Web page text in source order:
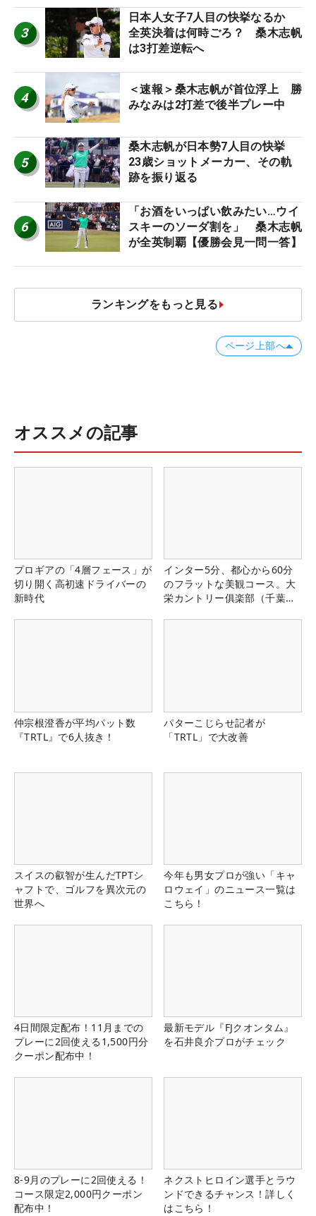
3
日本人女子7人目の快挙なるか
全英決着は何時ごろ？ 桑木志帆
は3打差逆転へ
4
＜速報＞桑木志帆が首位浮上 勝
みなみは2打差で後半プレー中
5
桑木志帆が日本勢7人目の快挙
23歳ショットメーカー、その軌
跡を振り返る
6
「お酒をいっぱい飲みたい…ウイ
スキーのソーダ割を」 桑木志帆
が全英制覇【優勝会見一問一答】
ランキングをもっと見る
ページ上部へ
オススメの記事
プロギアの「4層フェース」が
切り開く高初速ドライバーの
新時代
インター5分、都心から60分
のフラットな美観コース。大
栄カントリー俱楽部（千葉
仲宗根澄香が平均パット数
『TRTL』で6人抜き！
パターこじらせ記者が
「TRTL」で大改善
スイスの叡智が生んだTPTシ
ャフトで、ゴルフを異次元の
世界へ
今年も男女プロが強い「キャ
ロウェイ」のニュース一覧は
こちら！
4日間限定配布！11月までの
プレーに2回使える1,500円分
クーポン配布中！
最新モデル『FJクオンタム』
を石井良介プロがチェック
8-9月のプレーに2回使える！
コース限定2,000円クーポン
配布中！
ネクストヒロイン選手とラウ
ンドできるチャンス！詳しく
はこちら！